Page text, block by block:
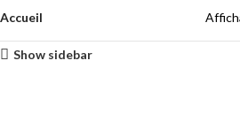
Accueil
Show sidebar